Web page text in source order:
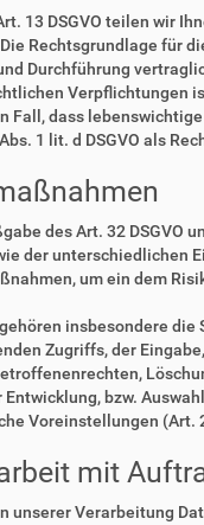
13 DSGVO teilen wir
Rechtsgrundlage für
Durchführung
Verpflichtungen
Fall, dass
1 lit. d DSGVO als
des Art. 32 DSGVO
der unterschiedlichen
um ein dem
insbesondere
Zugriffs, der
bzw.
Voreinstellungen (Art.
mit
unserer Verarbeitung